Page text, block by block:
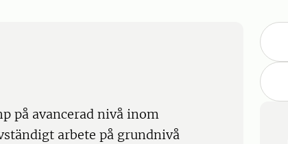
på avancerad nivå inom
arbete på grundnivå